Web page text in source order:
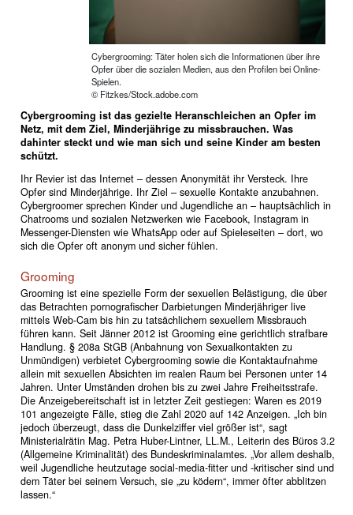
Cybergrooming: Täter holen sich die Informationen über ihre
Opfer über die sozialen Medien, aus den Profilen bei Online-
Spielen.
© Fitzkes/Stock.adobe.com
Cybergrooming ist das gezielte Heranschleichen an Opfer im
Netz, mit dem Ziel, Minderjährige zu missbrauchen. Was
dahinter steckt und wie man sich und seine Kinder am besten
schützt.
Ihr Revier ist das Internet – dessen Anonymität ihr Versteck. Ihre
Opfer sind Minderjährige. Ihr Ziel – sexuelle Kontakte anzubahnen.
Cybergroomer sprechen Kinder und Jugendliche an – hauptsächlich in
Chatrooms und sozialen Netzwerken wie Facebook, Instagram in
Messenger-Diensten wie WhatsApp oder auf Spieleseiten – dort, wo
sich die Opfer oft anonym und sicher fühlen.
Grooming
Grooming ist eine spezielle Form der sexuellen Belästigung, die über
das Betrachten pornografischer Darbietungen Minderjähriger live
mittels Web-Cam bis hin zu tatsächlichem sexuellem Missbrauch
führen kann. Seit Jänner 2012 ist Grooming eine gerichtlich strafbare
Handlung. § 208a StGB (Anbahnung von Sexualkontakten zu
Unmündigen) verbietet Cybergrooming sowie die Kontaktaufnahme
allein mit sexuellen Absichten im realen Raum bei Personen unter 14
Jahren. Unter Umständen drohen bis zu zwei Jahre Freiheitsstrafe.
Die Anzeigebereitschaft ist in letzter Zeit gestiegen: Waren es 2019
101 angezeigte Fälle, stieg die Zahl 2020 auf 142 Anzeigen. „Ich bin
jedoch überzeugt, dass die Dunkelziffer viel größer ist“, sagt
Ministerialrätin Mag. Petra Huber-Lintner, LL.M., Leiterin des Büros 3.2
(Allgemeine Kriminalität) des Bundeskriminalamtes. „Vor allem deshalb,
weil Jugendliche heutzutage social-media-fitter und -kritischer sind und
dem Täter bei seinem Versuch, sie „zu ködern“, immer öfter abblitzen
lassen.“